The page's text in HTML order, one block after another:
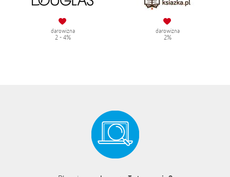
darowizna
2 - 4%
darowizna
2%